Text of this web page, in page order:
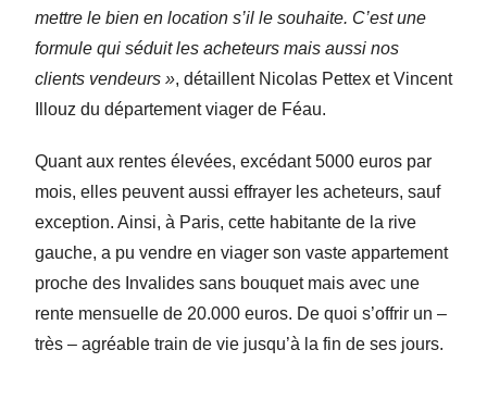
mettre le bien en location s’il le souhaite. C’est une
formule qui séduit les acheteurs mais aussi nos
clients vendeurs », détaillent Nicolas Pettex et Vincent
Illouz du département viager de Féau.
Quant aux rentes élevées, excédant 5000 euros par
mois, elles peuvent aussi effrayer les acheteurs, sauf
exception. Ainsi, à Paris, cette habitante de la rive
gauche, a pu vendre en viager son vaste appartement
proche des Invalides sans bouquet mais avec une
rente mensuelle de 20.000 euros. De quoi s’offrir un –
très – agréable train de vie jusqu’à la fin de ses jours.